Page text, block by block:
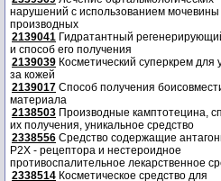
нарушений с использованием мочевины
производных
2139041 Гидратантный
и способ его получения
2139039 Косметический суперкрем для
за кожей
2139017 Способ получения
материала
2138503 Производные камптотецина,
их получения, уникальное средство
2338556 Средство содержащие
Р2Х - рецептора и нестероидное
противоспалительное лекарственное
2338514 Косметическое средство для